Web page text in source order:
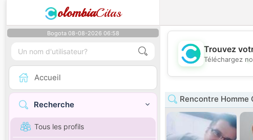
olombiaCitas
Bogota 08-08-2026 06:58
Accueil
Recherche
Tous les profils
Trouvez
Téléchargez
Rencontre Homme